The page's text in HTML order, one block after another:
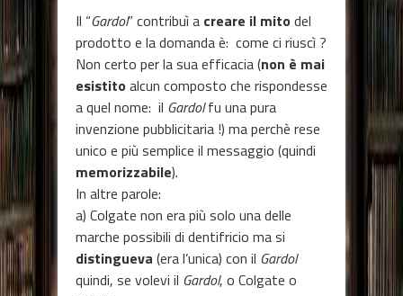
Il “Gardol” contribuì a creare il mito del
prodotto e la domanda è: come ci riuscì ?
Non certo per la sua efficacia (non è mai
esistito alcun composto che rispondesse
a quel nome: il Gardolfu una pura
invenzione pubblicitaria !) ma perchè rese
unico e più semplice il messaggio (quindi
memorizzabile).
In altre parole:
a) Colgate non era più solo una delle
marche possibili di dentifricio ma si
distingueva (era l’unica) con il Gardol
quindi, se volevi il Gardol, o Colgate o